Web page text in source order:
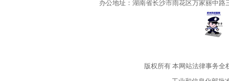
办公地址：湖南省长沙市雨花区万家丽中
版权所有本网站法律事务全